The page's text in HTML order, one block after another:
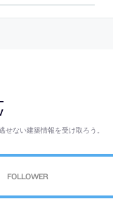
境”の創出を志向。会場の空
境と捉えて“複雑な旋律を奏
ない建築情報を受け取ろう。